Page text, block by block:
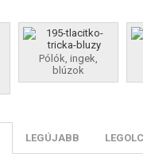
Pólók, ingek,
blúzok
LEGÚJABB